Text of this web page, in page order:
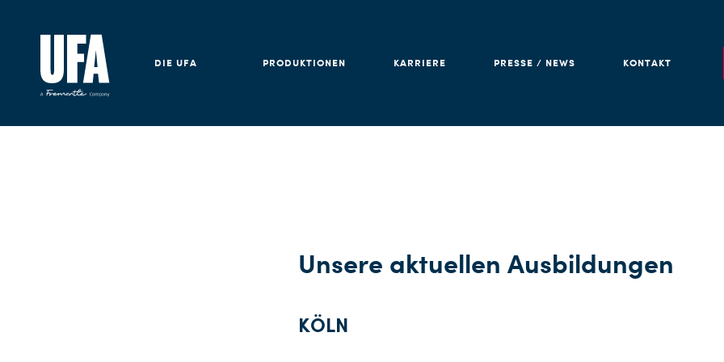
DIE UFA PRODUKTIONEN KARRIERE PRESSE / NEWS KONTAKT
Unsere aktuellen Ausbildungen
KÖLN